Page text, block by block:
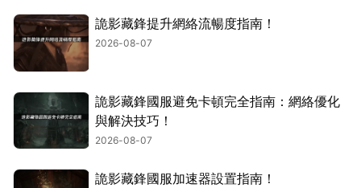
詭影藏鋒提升網絡流暢度指南！
2026-08-07
詭影藏鋒國服避免卡頓完全指南：網絡優化
與解決技巧！
2026-08-07
詭影藏鋒國服加速器設置指南！